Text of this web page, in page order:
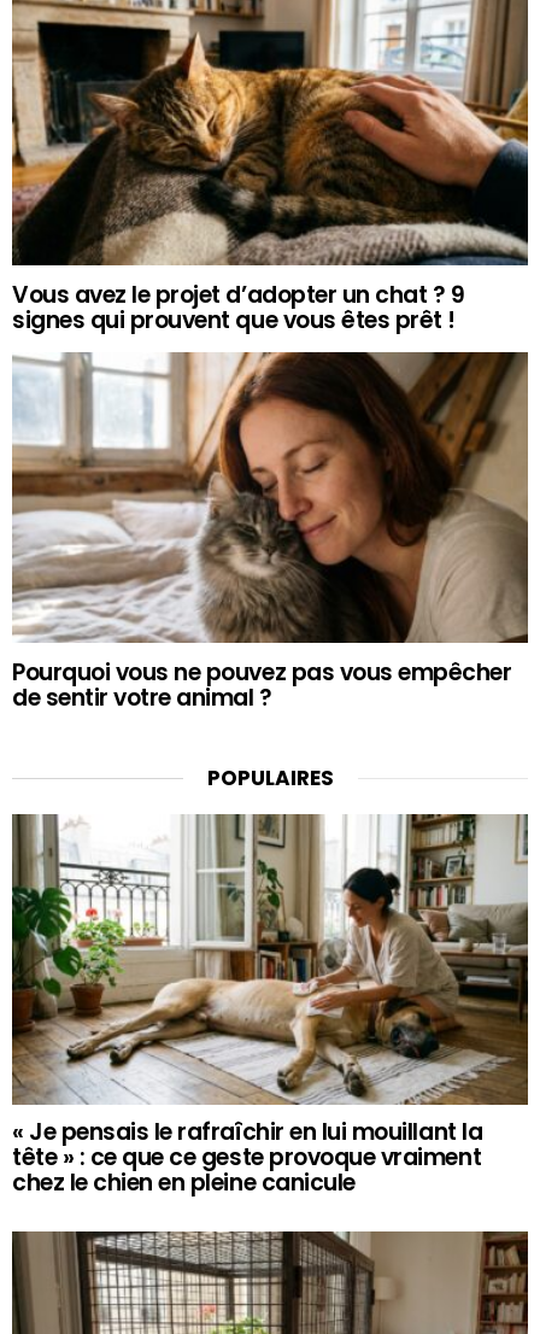
Vous avez le projet d’adopter un chat ? 9
signes qui prouvent que vous êtes prêt !
Pourquoi vous ne pouvez pas vous empêcher
de sentir votre animal ?
POPULAIRES
« Je pensais le rafraîchir en lui mouillant la
tête » : ce que ce geste provoque vraiment
chez le chien en pleine canicule